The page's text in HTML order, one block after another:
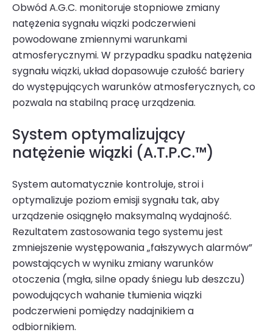
Obwód A.G.C. monitoruje stopniowe zmiany
natężenia sygnału wiązki podczerwieni
powodowane zmiennymi warun­kami
atmosferycznymi. W przypadku spadku natężenia
sygnału wiązki, układ dopasowuje czułość bariery
do występu­jących warunków atmosferycznych, co
pozwala na stabilną pracę urządzenia.
System optymalizujący
natężenie wiązki (A.T.P.C.™)
System automatycznie kontroluje, stroi i
optymalizuje poziom emisji sygnału tak, aby
urządzenie osiągnęło maksy­malną wydajność.
Rezultatem zastosowania tego systemu jest
zmniejszenie występowania „fałszywych alarmów”
powstających w wyniku zmiany warunków
otoczenia (mgła, silne opady śniegu lub deszczu)
powodujących wahanie tłumienia wiązki
podczerwieni pomiędzy nadajnikiem a
odbiornikiem.